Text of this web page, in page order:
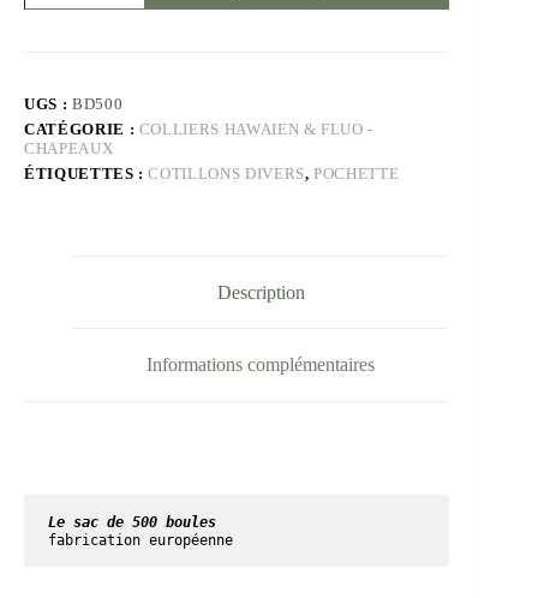
UGS : BD500
CATÉGORIE : COLLIERS HAWAIEN & FLUO -
CHAPEAUX
ÉTIQUETTES :COTILLONS DIVERS,POCHETTE
Description
Informations complémentaires
Le sac de 500 boules
fabrication européenne